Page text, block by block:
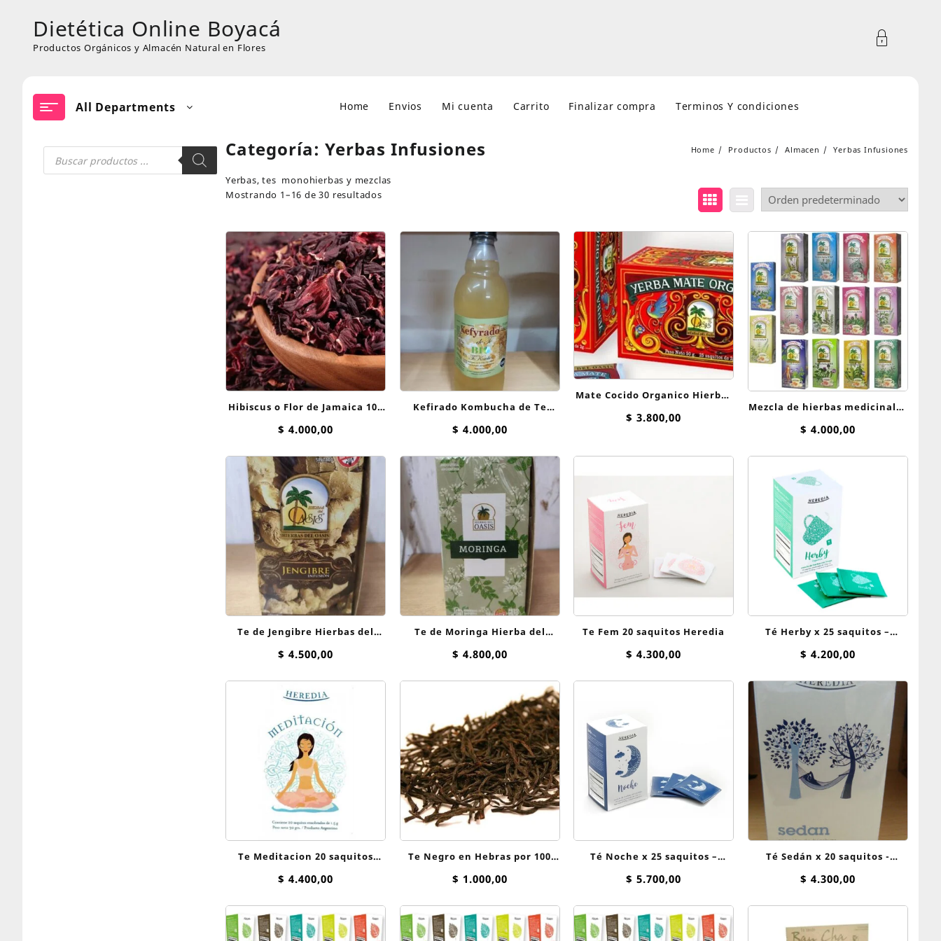
contentDietética Online Boyacá
Productos Orgánicos y Almacén Natural en Flores
All Departments Home Envios Mi cuenta Carrito Finalizar compra Terminos Y condiciones
Búsqueda
productos
Categoría: Yerbas Infusiones Home Productos Almacen Yerbas Infusiones
Yerbas, tes monohierbas y mezclas
Mostrando 1–16 de 30 resultados
Hibiscus o Flor de Jamaica 100
grs
$ 4.000,00
Kefirado Kombucha de Te
Verde 500 ml
$ 4.000,00
Mate Cocido Organico Hierbas
Del Oasis x 25 saq
$ 3.800,00
Mezcla de hierbas medicinales
Oasis saquitos
$ 4.000,00
Te de Jengibre Hierbas del
Oasis saquitos
$ 4.500,00
Te de Moringa Hierba del
Oasis saquitos
$ 4.800,00
Te Fem 20 saquitos Heredia
$ 4.300,00
Té Herby x 25 saquitos –
Heredia
$ 4.200,00
Te Meditacion 20 saquitos
Heredia
$ 4.400,00
Te Negro en Hebras por 100
Grs
$ 1.000,00
Té Noche x 25 saquitos –
HEREDIA
$ 5.700,00
Té Sedán x 20 saquitos -
Heredia
$ 4.300,00